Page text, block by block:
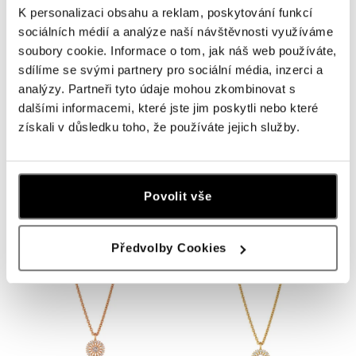
K personalizaci obsahu a reklam, poskytování funkcí
sociálních médií a analýze naší návštěvnosti využíváme
soubory cookie. Informace o tom, jak náš web používáte,
sdílíme se svými partnery pro sociální média, inzerci a
analýzy. Partneři tyto údaje mohou zkombinovat s
dalšími informacemi, které jste jim poskytli nebo které
získali v důsledku toho, že používáte jejich služby.
Povolit vše
Předvolby Cookies
JORG HEINZ
JORG HEINZ